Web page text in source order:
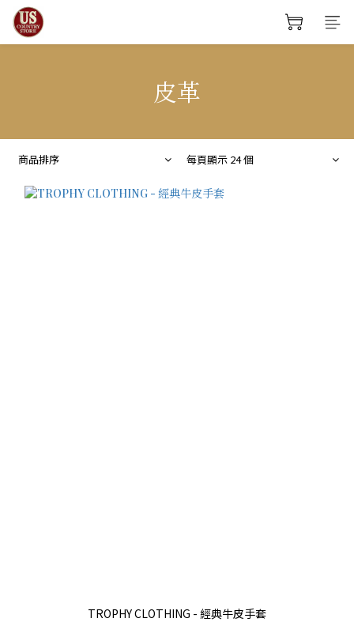
皮革
商品排序 每頁顯示 24 個
TROPHY CLOTHING - 經典牛皮手套